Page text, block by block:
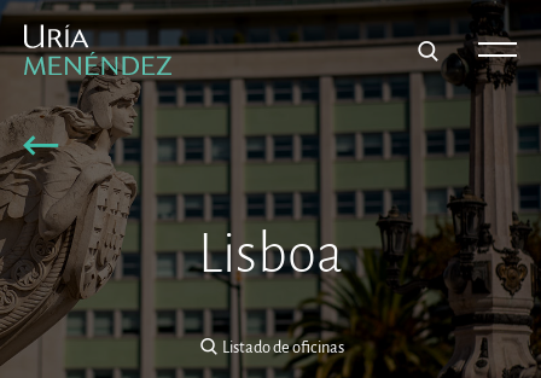
Lisboa
Ver otra oficina
Listado de oficinas